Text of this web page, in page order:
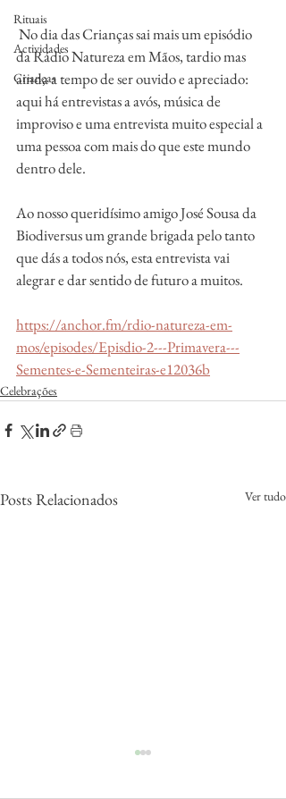
Rituais
Actividades
Crianças
da Rádio Natureza em Mãos, tardio mas
ainda a tempo de ser ouvido e apreciado:
aqui há entrevistas a avós, música de
improviso e uma entrevista muito especial a
uma pessoa com mais do que este mundo
dentro dele.
Ao nosso queridísimo amigo José Sousa da
Biodiversus um grande brigada pelo tanto
que dás a todos nós, esta entrevista vai
alegrar e dar sentido de futuro a muitos.
https://anchor.fm/rdio-natureza-em-
mos/episodes/Episdio-2---Primavera---
Sementes-e-Sementeiras-e12036b
Celebrações
Posts Relacionados Ver tudo